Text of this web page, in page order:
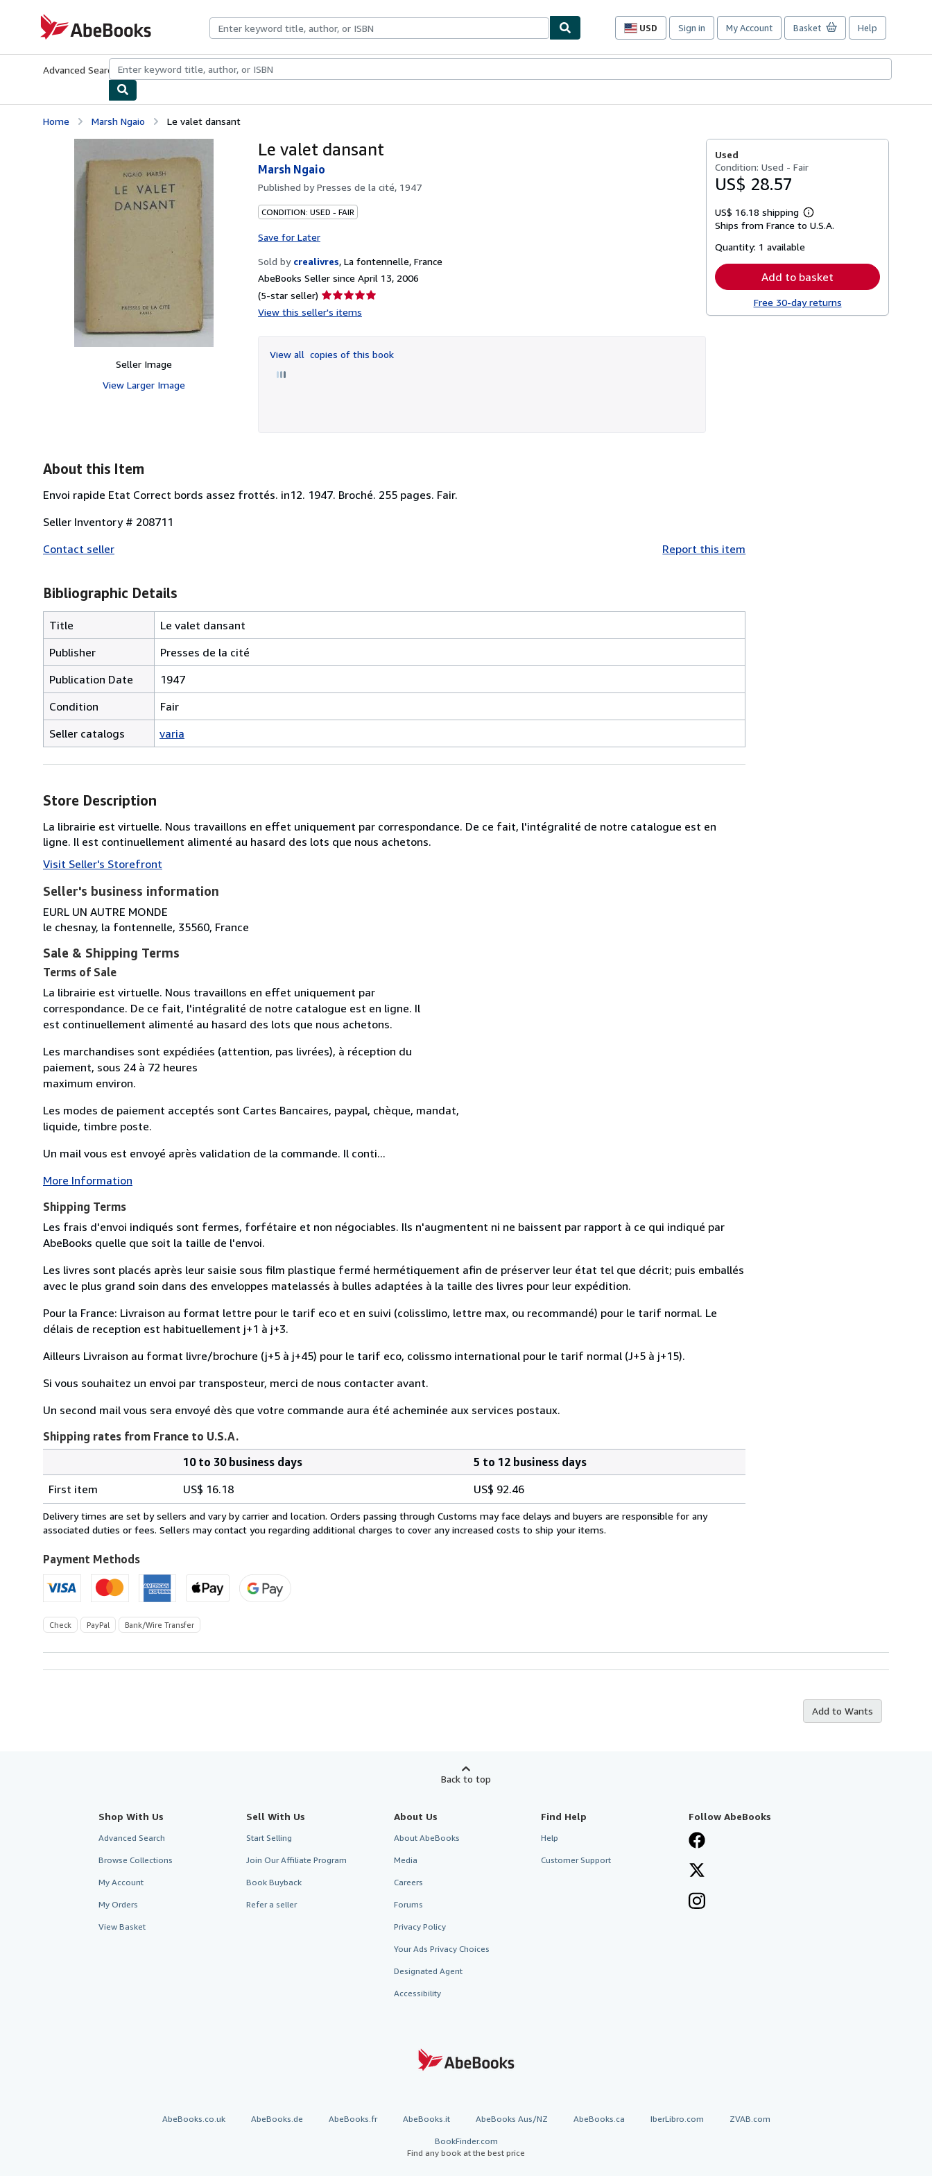
AbeBooks.com
USD
Site
preferences
Sign in My Account Basket Help
Advanced Search Browse CollectionsRare BooksArt & Collectibles
Home Marsh Ngaio Le valet dansant
Seller Image
View Larger Image
Le valet dansant
Marsh Ngaio
Published byPresses de la cité, 1947
CONDITION: USED - FAIR
Save for Later
Sold by crealivres, La fontennelle, France
AbeBooks Seller since April 13, 2006
(5-star seller) Seller
rating
of
5
View this seller's items
View all copies of this book
Used
Condition: Used - Fair
US$ 28.57
US$ 16.18 shipping
Learn
more
Ships from France to U.S.A.
Quantity: 1 available
Add to basket
Free 30-day returns
About this Item
Envoi rapide Etat Correct bords assez frottés. in12. 1947. Broché. 255 pages. Fair.
Seller Inventory # 208711
Contact seller
Report this item
Bibliographic Details
Title
Le valet dansant
Publisher
Presses de la cité
Publication Date
1947
Condition
Fair
Seller catalogs
varia
Store Description
La librairie est virtuelle. Nous travaillons en effet uniquement par correspondance. De ce fait, l'intégralité de notre catalogue est en
ligne. Il est continuellement alimenté au hasard des lots que nous achetons.
Visit Seller's Storefront
Seller's business information
EURL UN AUTRE MONDE
le chesnay, la fontennelle, 35560, France
Sale & Shipping Terms
Terms of Sale
La librairie est virtuelle. Nous travaillons en effet uniquement par
correspondance. De ce fait, l'intégralité de notre catalogue est en ligne. Il
est continuellement alimenté au hasard des lots que nous achetons.
Les marchandises sont expédiées (attention, pas livrées), à réception du
paiement, sous 24 à 72 heures
maximum environ.
Les modes de paiement acceptés sont Cartes Bancaires, paypal, chèque, mandat,
liquide, timbre poste.
Un mail vous est envoyé après validation de la commande. Il conti...
More Information
Shipping Terms
Les frais d'envoi indiqués sont fermes, forfétaire et non négociables. Ils n'augmentent ni ne baissent par rapport à ce qui indiqué par
AbeBooks quelle que soit la taille de l'envoi.
Les livres sont placés après leur saisie sous film plastique fermé hermétiquement afin de préserver leur état tel que décrit; puis emballés
avec le plus grand soin dans des enveloppes matelassés à bulles adaptées à la taille des livres pour leur expédition.
Pour la France: Livraison au format lettre pour le tarif eco et en suivi (colisslimo, lettre max, ou recommandé) pour le tarif normal. Le
délais de reception est habituellement j+1 à j+3.
Ailleurs Livraison au format livre/brochure (j+5 à j+45) pour le tarif eco, colissmo international pour le tarif normal (J+5 à j+15).
Si vous souhaitez un envoi par transposteur, merci de nous contacter avant.
Un second mail vous sera envoyé dès que votre commande aura été acheminée aux services postaux.
Shipping rates from France to U.S.A.
rates
from
France
U.S.A.
10 to 30 business days
5 to 12 business days
First item
US$ 16.18 US$ 92.46
Delivery times are set by sellers and vary by carrier and location. Orders passing through Customs may face delays and buyers are responsible for any
associated duties or fees. Sellers may contact you regarding additional charges to cover any increased costs to ship your items.
Payment Methods
Check PayPal Bank/Wire Transfer
Add to Wants
Back to top
Shop With Us
Advanced Search
Browse Collections
My Account
My Orders
View Basket
Sell With Us
Start Selling
Join Our Affiliate Program
Book Buyback
Refer a seller
About Us
About AbeBooks
Media
Careers
Forums
Privacy Policy
Your Ads Privacy Choices
Designated Agent
Accessibility
Find Help
Help
Customer Support
Follow AbeBooks
AbeBooks.co.uk AbeBooks.de AbeBooks.fr AbeBooks.it AbeBooks Aus/NZ AbeBooks.ca IberLibro.com ZVAB.com
BookFinder.com
Find any book at the best price